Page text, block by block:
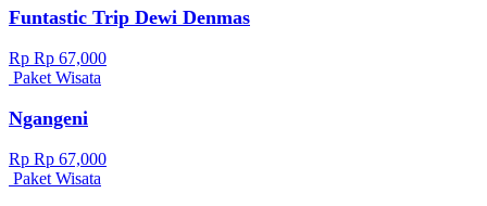
Funtastic Trip Dewi Denmas
Rp Rp 67,000
Paket Wisata
Ngangeni
Rp Rp 67,000
Paket Wisata